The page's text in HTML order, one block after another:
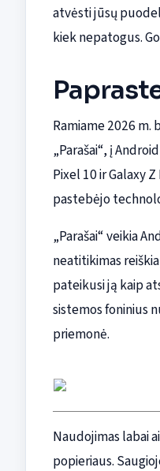
atvėsti jūsų
kiek nepatogus.
Ramiame 2026
„Parašai“, į
Pixel 10 ir Galaxy
pastebėjo
„Parašai“ veikia
neatitikimas
pateikusi ją kaip
sistemos foninius
priemonė.
Naudojimas labai
popieriaus.